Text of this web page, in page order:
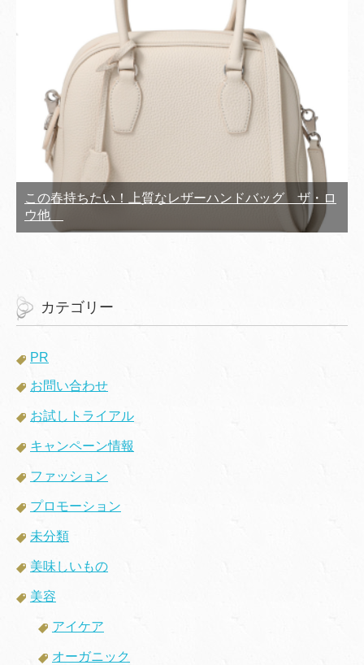
この春持ちたい！上質なレザーハンドバッグ ザ・ロ
ウ他
カテゴリー
PR
お問い合わせ
お試しトライアル
キャンペーン情報
ファッション
プロモーション
未分類
美味しいもの
美容
アイケア
オーガニック